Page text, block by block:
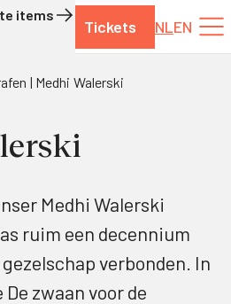
Tickets NLEN
items
Medhi Walerski
Medhi Walerski
ruim een decennium
verbonden. In
zwaan voor de